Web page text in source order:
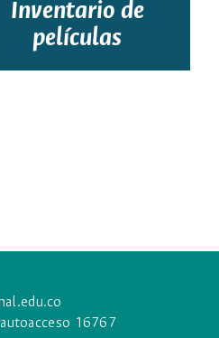
Inventario de
películas
16767